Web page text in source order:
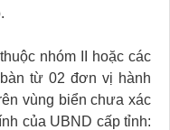
nhóm II hoặc các
từ 02 đơn vị hành
vùng biển chưa xác
của UBND cấp tỉnh: